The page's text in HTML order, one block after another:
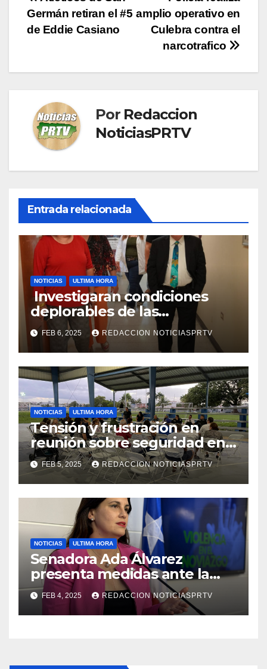
de
amplio operativo en
Culebra contra el
narcotrafico
Germán retiran el #5
de Eddie Casiano
Por Redaccion
NoticiasPRTV
Entrada relacionada
NOTICIAS ULTIMA HORA
Investigaran condiciones
deplorables de las
facilidades el Departamento
de la Salud en Mayagüez
FEB 6, 2025 REDACCION NOTICIASPRTV
NOTICIAS ULTIMA HORA
Tensión y frustración en
reunión sobre seguridad en
Reparto Metropolitano
FEB 5, 2025 REDACCION NOTICIASPRTV
NOTICIAS ULTIMA HORA
Senadora Ada Álvarez
presenta medidas ante la
violencia en el noviazgo
FEB 4, 2025 REDACCION NOTICIASPRTV